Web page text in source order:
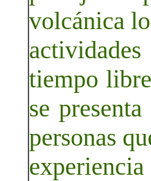
volcánica
tiempo
se
personas